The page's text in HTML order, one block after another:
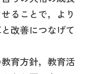
ることで，より
改善につなげて
育方針，教育活